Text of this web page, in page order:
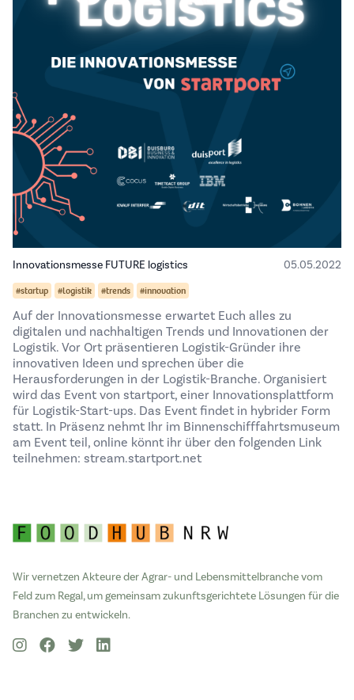
Innovationsmesse FUTURE logistics 05.05.2022
#startup #logistik #trends #innovation
Auf der Innovationsmesse erwartet Euch alles zu
digitalen und nachhaltigen Trends und Innovationen der
Logistik. Vor Ort präsentieren Logistik-Gründer ihre
innovativen Ideen und sprechen über die
Herausforderungen in der Logistik-Branche. Organisiert
wird das Event von startport, einer Innovationsplattform
für Logistik-Start-ups. Das Event findet in hybrider Form
statt. In Präsenz nehmt Ihr im Binnenschifffahrtsmuseum
am Event teil, online könnt ihr über den folgenden Link
teilnehmen: stream.startport.net
Wir vernetzen Akteure der Agrar- und Lebensmittelbranche vom
Feld zum Regal, um gemeinsam zukunftsgerichtete Lösungen für die
Branchen zu entwickeln.